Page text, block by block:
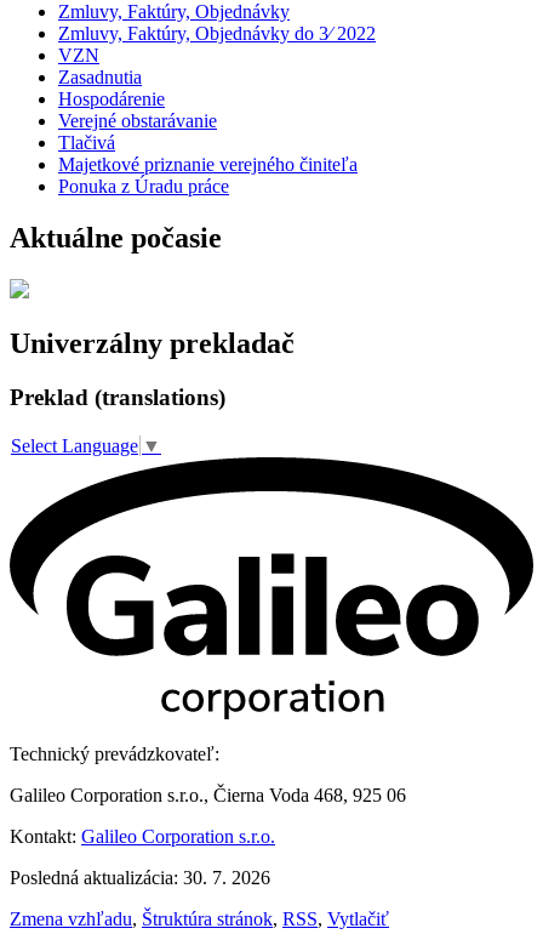
Zmluvy, Faktúry, Objednávky
Zmluvy, Faktúry, Objednávky do 3⁄ 2022
VZN
Zasadnutia
Hospodárenie
Verejné obstarávanie
Tlačivá
Majetkové priznanie verejného činiteľa
Ponuka z Úradu práce
Aktuálne počasie
Univerzálny prekladač
Preklad (translations)
Select Language ▼
Technický prevádzkovateľ:
Galileo Corporation s.r.o., Čierna Voda 468, 925 06
Kontakt: Galileo Corporation s.r.o.
Posledná aktualizácia: 30. 7. 2026
Zmena vzhľadu, Štruktúra stránok, RSS, Vytlačiť